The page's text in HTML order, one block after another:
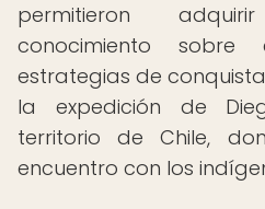
permitieron
conocimiento
estrategias de
la expedición de
territorio de Chile,
encuentro con los